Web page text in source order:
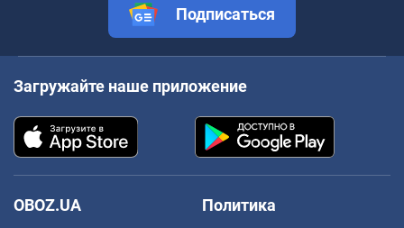
Подписаться
Загружайте наше приложение
OBOZ.UA Политика